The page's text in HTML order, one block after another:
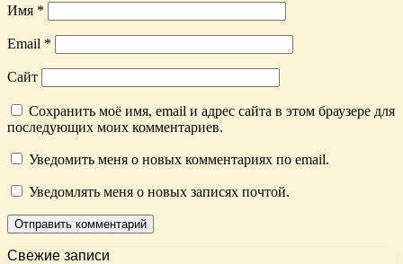
Имя *
Email *
Сайт
Сохранить моё имя, email и адрес сайта в этом браузере для
последующих моих комментариев.
Уведомить меня о новых комментариях по email.
Уведомлять меня о новых записях почтой.
Свежие записи